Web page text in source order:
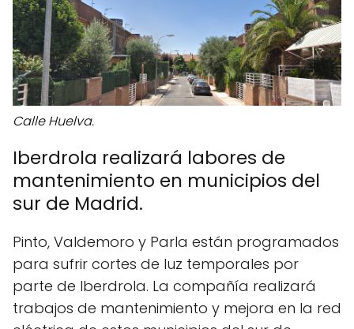
Calle Huelva.
Iberdrola realizará labores de
mantenimiento en municipios del
sur de Madrid.
Pinto, Valdemoro y Parla están programados
para sufrir cortes de luz temporales por
parte de Iberdrola. La compañía realizará
trabajos de mantenimiento y mejora en la red